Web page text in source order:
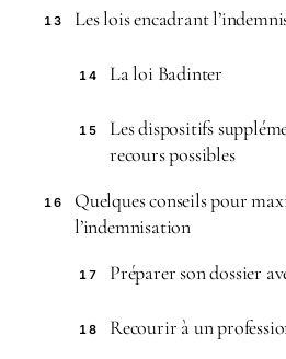
13 Les lois encadrant
14 La loi Badinter
15
Les dispositifs
recours possibles
16
Quelques conseils pour
l’indemnisation
17 Préparer son dossier
18 Recourir à un